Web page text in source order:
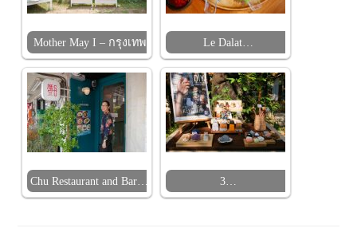
Mother May I – กรุงเทพ Le Dalat…
Chu Restaurant and Bar… 3…